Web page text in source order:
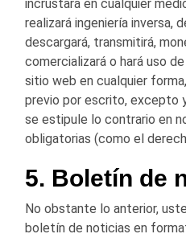
incrustará en cualquier
realizará ingeniería inversa,
descargará, transmitirá,
comercializará o hará uso
sitio web en cualquier
previo por escrito, excepto
se estipule lo contrario en
obligatorias (como el
5. Boletín de
No obstante lo anterior,
boletín de noticias en